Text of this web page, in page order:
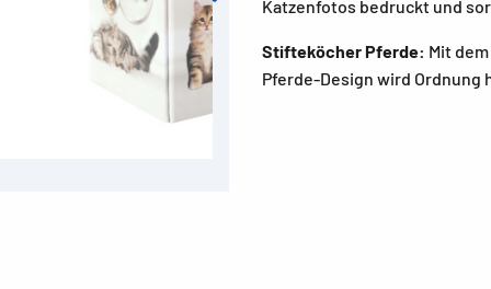
Katzenfotos bedruckt und
Stifteköcher Pferde: Mit
Pferde-Design wird Ordnung